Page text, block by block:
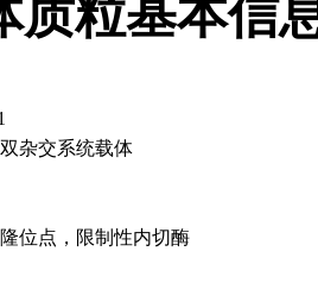
质粒基本信
杂交系统载体
位点，限制性内切酶